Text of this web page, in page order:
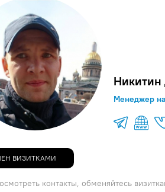
Менеджер
ВИЗИТКАМИ
контакты, обменяйтесь